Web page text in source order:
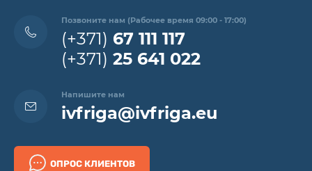
Позвоните нам (Рабочее время 09:00 - 17:00)
(+371) 67 111 117
(+371) 25 641 022
Напишите нам
ivfriga@ivfriga.eu
ОПРОС КЛИЕНТОВ